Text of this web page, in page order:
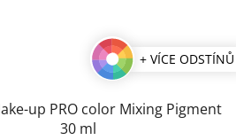
+ VÍCE ODSTÍNŮ
up PRO color Mixing Pigment
30 ml